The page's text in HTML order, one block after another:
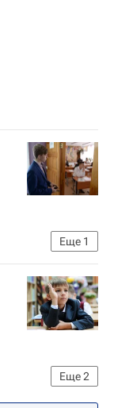
Еще 1
Еще2